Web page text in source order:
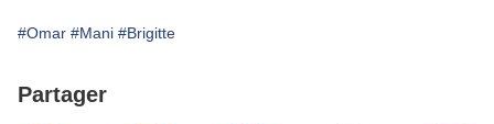
#Omar #Mani #Brigitte
Partager